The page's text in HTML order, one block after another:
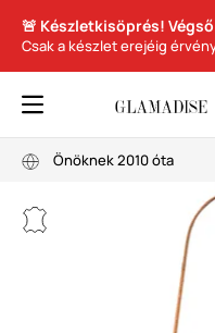
🚨 Készletkisöprés!
Csak a készlet erejéig
Önöknek 2010 óta